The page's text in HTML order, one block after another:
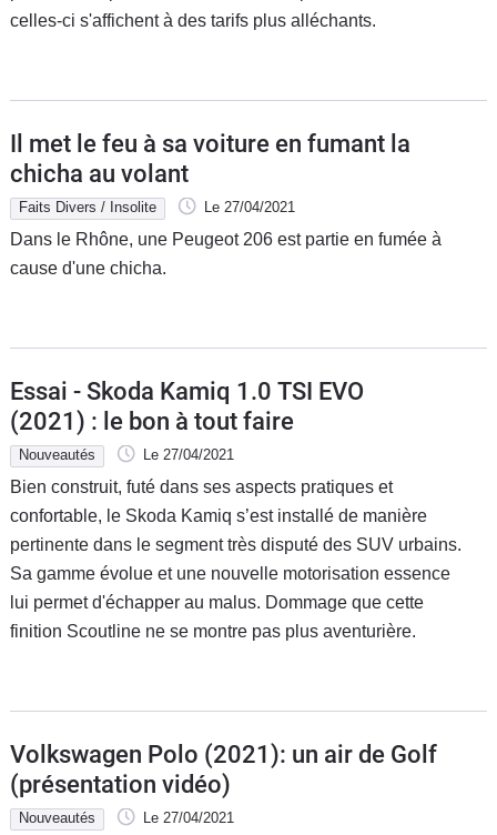
celles-ci s'affichent à des tarifs plus alléchants.
Il met le feu à sa voiture en fumant la
chicha au volant
Faits Divers / Insolite Le 27/04/2021
Dans le Rhône, une Peugeot 206 est partie en fumée à
cause d'une chicha.
Essai - Skoda Kamiq 1.0 TSI EVO
(2021) : le bon à tout faire
Nouveautés Le 27/04/2021
Bien construit, futé dans ses aspects pratiques et
confortable, le Skoda Kamiq s’est installé de manière
pertinente dans le segment très disputé des SUV urbains.
Sa gamme évolue et une nouvelle motorisation essence
lui permet d'échapper au malus. Dommage que cette
finition Scoutline ne se montre pas plus aventurière.
Volkswagen Polo (2021): un air de Golf
(présentation vidéo)
Nouveautés Le 27/04/2021